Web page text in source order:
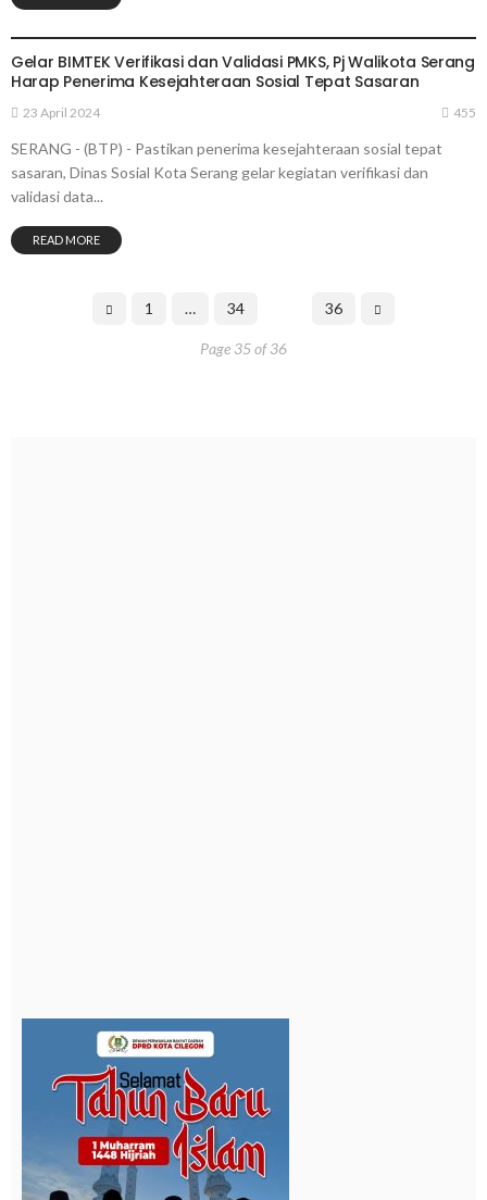
Gelar BIMTEK Verifikasi dan Validasi PMKS, Pj Walikota Serang
Harap Penerima Kesejahteraan Sosial Tepat Sasaran
23 April 2024 455
SERANG - (BTP) - Pastikan penerima kesejahteraan sosial tepat
sasaran, Dinas Sosial Kota Serang gelar kegiatan verifikasi dan
validasi data...
READ MORE
1 … 34 36
Page 35 of 36